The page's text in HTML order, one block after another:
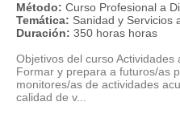
Método: Curso Profesional a
Temática: Sanidad y Servicios
Duración: 350 horas horas
Objetivos del curso
Formar y prepara a futuros/as
monitores/as de actividades
calidad de v...